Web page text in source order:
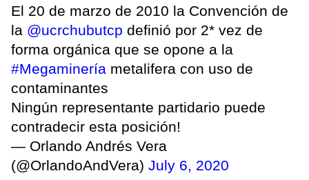
El 20 de marzo de 2010 la Convención de
la @ucrchubutcp definió por 2* vez de
forma orgánica que se opone a la
#Megaminería metalifera con uso de
contaminantes
Ningún representante partidario puede
contradecir esta posición!
— Orlando Andrés Vera
(@OrlandoAndVera) July 6, 2020